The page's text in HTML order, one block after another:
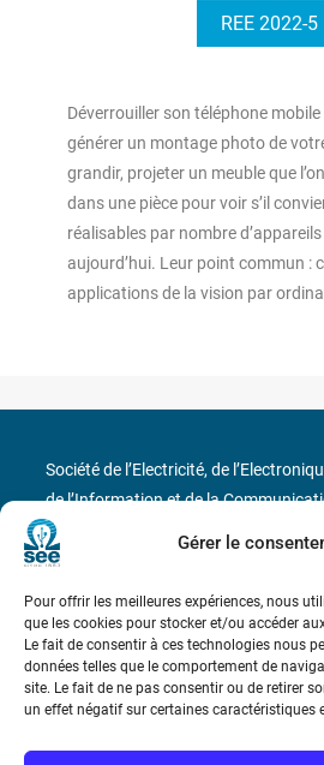
Gérer le
Pour offrir les meilleures expériences, nous
que les cookies pour stocker et/ou accéder
Le fait de consentir à ces technologies nous
données telles que le comportement de
site. Le fait de ne pas consentir ou de retirer
un effet négatif sur certaines caractéristiques
REE 2022-5
Déverrouiller son téléphone
générer un montage photo de
grandir, projeter un meuble que
dans une pièce pour voir s’il
réalisables par nombre
aujourd’hui. Leur point commun :
applications de la vision par
Société de l’Electricité, de
de l’Information et de la
17 rue de l’Amiral Hamelin 75116
Métro : « Boissière » Ligne 6 et « Iéna
Téléphone : (+33) 1 56 90 37 17
N° de SIREN : 785 393 232, Code APE